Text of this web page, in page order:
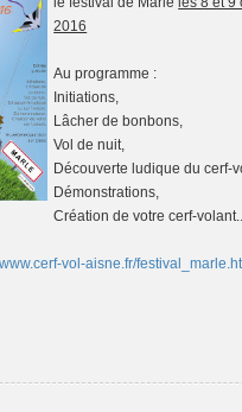
2016
Au programme :
Initiations,
Lâcher de bonbons,
Vol de nuit,
Découverte ludique du cerf-
Démonstrations,
Création de votre cerf-
vol-aisne.fr/